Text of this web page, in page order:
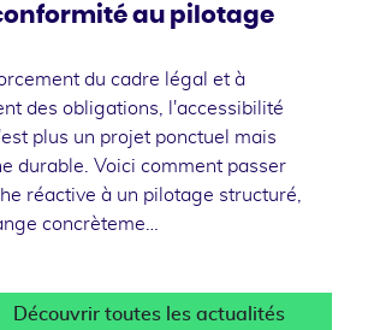
au pilotage
du cadre légal et à
des obligations, l'accessibilité
plus un projet ponctuel mais
durable. Voici comment passer
réactive à un pilotage structuré,
concrèteme…
Découvrir toutes les actualités